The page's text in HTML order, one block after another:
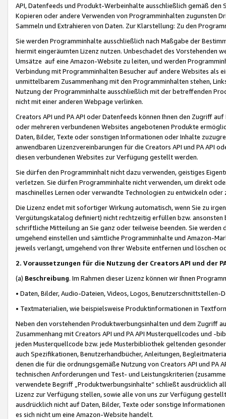
API, Datenfeeds und Produkt-Werbeinhalte ausschließlich gemäß
Kopieren oder andere Verwenden von Programminhalten zugunsten
Sammeln und Extrahieren von Daten. Zur Klarstellung: Zu den
Sie werden Programminhalte ausschließlich nach Maßgabe der
hiermit eingeräumten Lizenz nutzen. Unbeschadet des Vorstehenden
Umsätze auf eine Amazon-Website zu leiten, und werden
Verbindung mit Programminhalten Besucher auf andere Websites als
unmittelbarem Zusammenhang mit den Programminhalten stehen,
Nutzung der Programminhalte ausschließlich mit der betreffenden
nicht mit einer anderen Webpage verlinken.
Creators API und PA API oder Datenfeeds können Ihnen den Zugriff
oder mehreren verbundenen Websites angebotenen Produkte
Daten, Bilder, Texte oder sonstigen Informationen oder Inhalte
anwendbaren Lizenzvereinbarungen für die Creators API und PA API
diesen verbundenen Websites zur Verfügung gestellt werden.
Sie dürfen den Programminhalt nicht dazu verwenden, geistiges
verletzen. Sie dürfen Programminhalte nicht verwenden, um direkt
maschinelles Lernen oder verwandte Technologien zu entwickeln
Die Lizenz endet mit sofortiger Wirkung automatisch, wenn Sie zu
Vergütungskatalog definiert) nicht rechtzeitig erfüllen bzw. ansonsten
schriftliche Mitteilung an Sie ganz oder teilweise beenden. Sie werden
umgehend einstellen und sämtliche Programminhalte und Amazon-
jeweils verlangt, umgehend von Ihrer Website entfernen und löschen
2. Voraussetzungen für die Nutzung der Creators API und der
(a) Beschreibung. Im Rahmen dieser Lizenz können wir Ihnen
• Daten, Bilder, Audio-Dateien, Videos, Logos, Benutzerschnittstellen-
• Textmaterialien, wie beispielsweise Produktinformationen in
Neben den vorstehenden Produktwerbungsinhalten und dem Zugriff
Zusammenhang mit Creators API und PA API Musterquellcodes und
jeden Musterquellcode bzw. jede Musterbibliothek geltenden
auch Spezifikationen, Benutzerhandbücher, Anleitungen,
denen die für die ordnungsgemäße Nutzung von Creators API und PA
technischen Anforderungen und Test- und Leistungskriterien
verwendete Begriff „Produktwerbungsinhalte“ schließt ausdrücklich
Lizenz zur Verfügung stellen, sowie alle von uns zur Verfügung
ausdrücklich nicht auf Daten, Bilder, Texte oder sonstige
es sich nicht um eine Amazon-Website handelt.